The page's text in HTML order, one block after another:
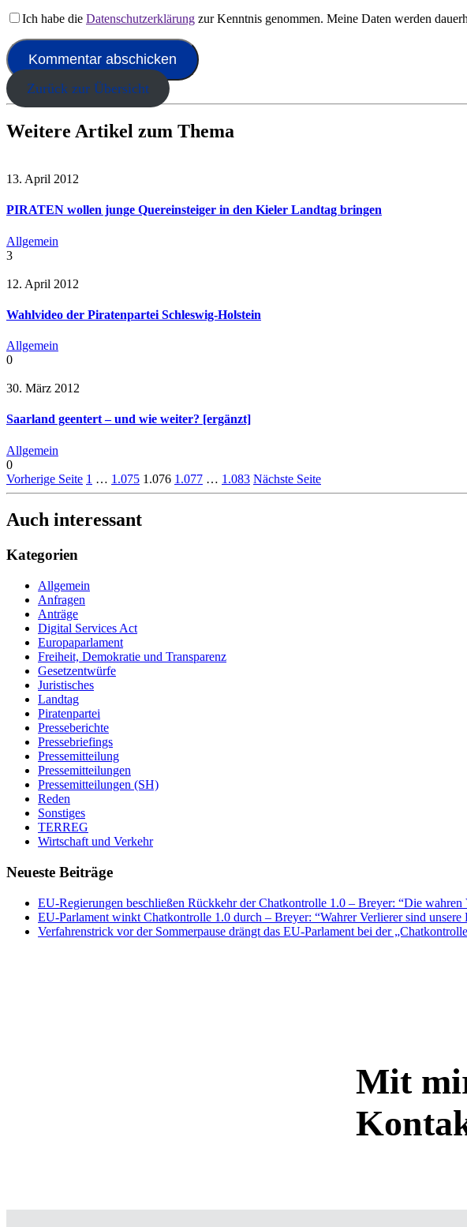
Ich habe die Datenschutzerklärung zur Kenntnis genommen. Meine Daten werden
Zurück zur Übersicht
Weitere Artikel zum Thema
13. April 2012
PIRATEN wollen junge Quereinsteiger in den Kieler Landtag bringen
Allgemein
3
12. April 2012
Wahlvideo der Piratenpartei Schleswig-Holstein
Allgemein
0
30. März 2012
Saarland geentert – und wie weiter? [ergänzt]
Allgemein
0
Vorherige Seite 1 … 1.075 1.076 1.077 … 1.083 Nächste Seite
Auch interessant
Kategorien
Allgemein
Anfragen
Anträge
Digital Services Act
Europaparlament
Freiheit, Demokratie und Transparenz
Gesetzentwürfe
Juristisches
Landtag
Piratenpartei
Presseberichte
Pressebriefings
Pressemitteilung
Pressemitteilungen
Pressemitteilungen (SH)
Reden
Sonstiges
TERREG
Wirtschaft und Verkehr
Neueste Beiträge
EU-Regierungen beschließen Rückkehr der Chatkontrolle 1.0 – Breyer: “Die wahren
EU-Parlament winkt Chatkontrolle 1.0 durch – Breyer: “Wahrer Verlierer sind unsere
Verfahrenstrick vor der Sommerpause drängt das EU-Parlament bei der
Mit